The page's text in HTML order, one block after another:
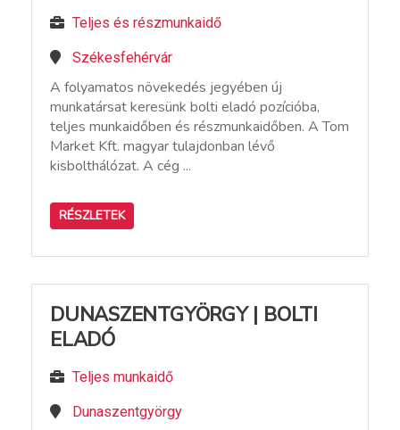
Teljes és részmunkaidő
Székesfehérvár
A folyamatos növekedés jegyében új
munkatársat keresünk bolti eladó pozícióba,
teljes munkaidőben és részmunkaidőben. A Tom
Market Kft. magyar tulajdonban lévő
kisbolthálózat. A cég ...
RÉSZLETEK
DUNASZENTGYÖRGY | BOLTI
ELADÓ
Teljes munkaidő
Dunaszentgyörgy